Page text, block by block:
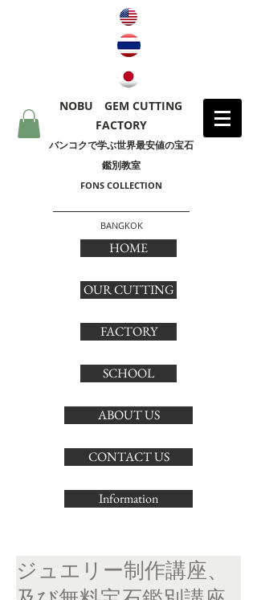
NOBU GEM CUTTING
FACTORY
​バンコクで学ぶ世界最安値の宝石
鑑別教室
FONS COLLECTION
BANGKOK
HOME
OUR CUTTING
FACTORY
SCHOOL
ABOUT US
CONTACT US
Information
ジュエリー制作講座、